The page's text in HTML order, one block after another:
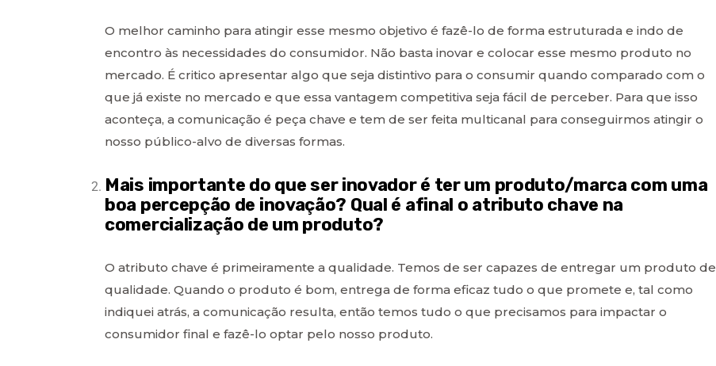
O melhor caminho para atingir esse mesmo objetivo é fazê-lo de forma estruturada e indo de
encontro às necessidades do consumidor. Não basta inovar e colocar esse mesmo produto no
mercado. É critico apresentar algo que seja distintivo para o consumir quando comparado com o
que já existe no mercado e que essa vantagem competitiva seja fácil de perceber. Para que isso
aconteça, a comunicação é peça chave e tem de ser feita multicanal para conseguirmos atingir o
nosso público-alvo de diversas formas.
Mais importante do que ser inovador é ter um produto/marca com uma
boa percepção de inovação? Qual é afinal o atributo chave na
comercialização de um produto?
O atributo chave é primeiramente a qualidade. Temos de ser capazes de entregar um produto de
qualidade. Quando o produto é bom, entrega de forma eficaz tudo o que promete e, tal como
indiquei atrás, a comunicação resulta, então temos tudo o que precisamos para impactar o
consumidor final e fazê-lo optar pelo nosso produto.